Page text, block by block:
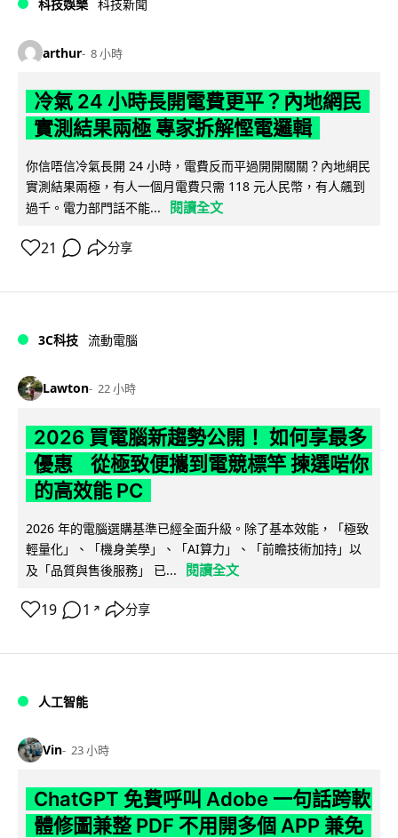
科技娛樂 科技新聞
arthur 8 小時
冷氣 24 小時長開電費更平？內地網民
實測結果兩極 專家拆解慳電邏輯
你信唔信冷氣長開 24 小時，電費反而平過開開關關？內地網民
實測結果兩極，有人一個月電費只需 118 元人民幣，有人飆到
過千。電力部門話不能...
閱讀全文
21 分享
3C科技 流動電腦
Lawton 22 小時
2026 買電腦新趨勢公開！ 如何享最多
優惠 從極致便攜到電競標竿 揀選啱你
的高效能 PC
2026 年的電腦選購基準已經全面升級。除了基本效能，「極致
輕量化」、「機身美學」、「AI算力」、「前瞻技術加持」以
及「品質與售後服務」 已...
閱讀全文
19 1 ↗ 分享
人工智能
Vin 23 小時
ChatGPT 免費呼叫 Adobe 一句話跨軟
體修圖兼整 PDF 不用開多個 APP 兼免